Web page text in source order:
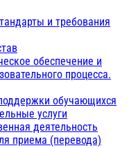
и требования
обеспечение и
процесса.
обучающихся
услуги
деятельность
приема (перевода)